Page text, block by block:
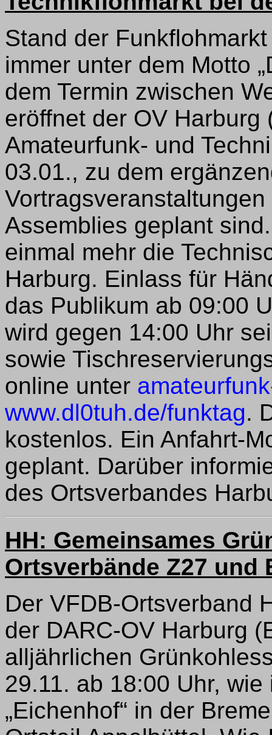
Stand der
immer unter dem Motto
dem Termin zwischen
eröffnet der OV
Amateurfunk- und
03.01., zu dem
Assemblies geplant
einmal mehr die
Harburg. Einlass für
das Publikum ab 09:00
wird gegen 14:00 Uhr
sowie
online unter
www.dl0tuh.de/funktag.
kostenlos. Ein Anfahrt-
geplant. Darüber
des Ortsverbandes
HH: Gemeinsames
Ortsverbände Z27 und
Der VFDB-Ortsverband
der DARC-OV Harburg
alljährlichen
29.11. ab 18:00 Uhr,
„Eichenhof“ in der